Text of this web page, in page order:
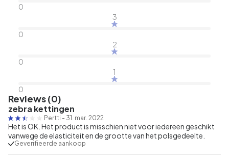
0
3
0
2
0
1
0
Reviews (0)
zebra kettingen
Pertti - 31. mar. 2022
Het is OK. Het product is misschien niet voor iedereen geschikt
vanwege de elasticiteit en de grootte van het polsgedeelte.
Geverifieerde aankoop